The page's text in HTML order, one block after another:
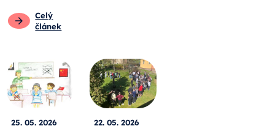
Celý
článek
25. 05. 2026 22. 05. 2026